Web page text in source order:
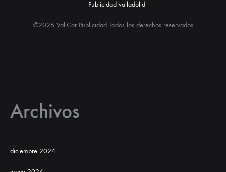
©2026 VallCor Publicidad Todos los derechos reservados
Publicidad valladolid
Archivos
diciembre 2024